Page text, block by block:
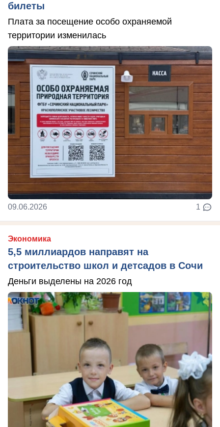
билеты
Плата за посещение особо охраняемой
территории изменилась
09.06.2026 1
Экономика
5,5 миллиардов направят на
строительство школ и детсадов в Сочи
Деньги выделены на 2026 год